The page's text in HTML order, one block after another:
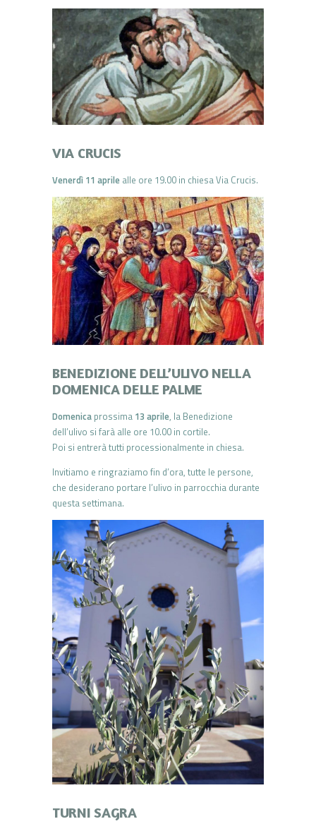
VIA CRUCIS
Venerdì 11 aprile alle ore 19.00 in chiesa Via Crucis.
BENEDIZIONE DELL’ULIVO NELLA
DOMENICA DELLE PALME
Domenica prossima 13 aprile, la Benedizione
dell’ulivo si farà alle ore 10.00 in cortile.
Poi si entrerà tutti processionalmente in chiesa.
Invitiamo e ringraziamo fin d’ora, tutte le persone,
che desiderano portare l’ulivo in parrocchia durante
questa settimana.
TURNI SAGRA